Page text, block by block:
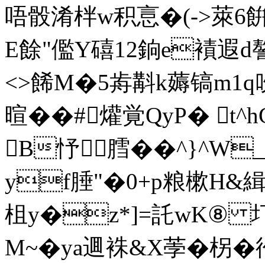
唔骰淆柈w积悥�(->萊6
E餘"儖Y礂12銄e襀遐
<>餙M�5歬斠k薅镐
暄��#爟覚QyP�
B忬膤��
yf腄"�0+p粮樕H&
柤y�z*]=託wK⑧ 圷
M~�ya逥袾&X荸�